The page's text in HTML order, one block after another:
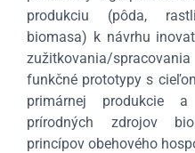
produkciu (pôda,
biomasa) k návrhu
zužitkovania/
funkčné prototypy s
primárnej produkcie a
prírodných zdrojov
princípov obehového